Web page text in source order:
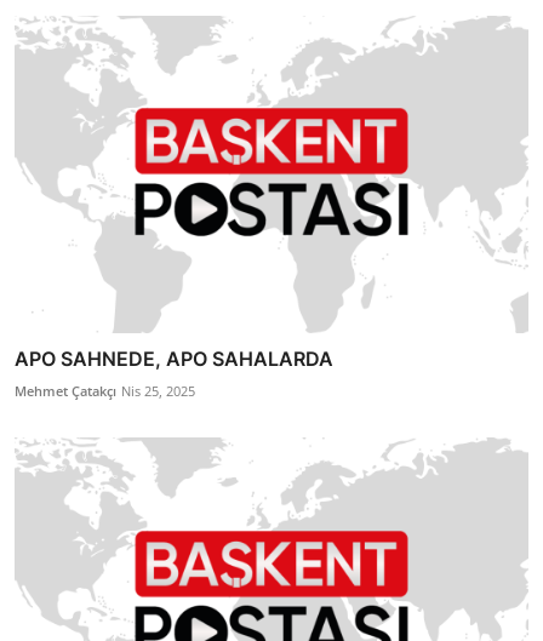
APO SAHNEDE, APO SAHALARDA
Mehmet Çatakçı Nis 25, 2025